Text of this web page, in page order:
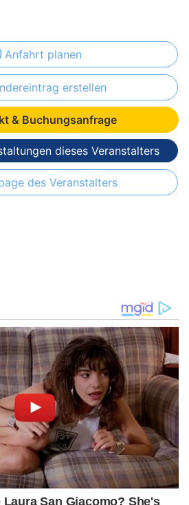
Anfahrt planen
erstellen
& Buchungsanfrage
dieses Veranstalters
des Veranstalters